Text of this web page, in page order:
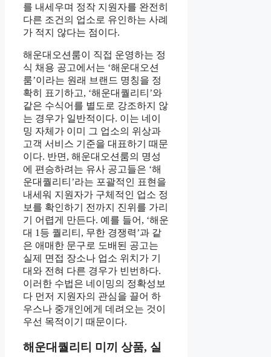
를 내세우며 정작 지원자를 완전히
다른 조건의 업소로 유인하는 사례
가 적지 않다는 점이다.
해운대오션룸이 직접 운영하는 정
식 채용 공고에서는 ‘해운대오션
룸’이라는 원래 브랜드 명칭을 정
확히 표기하고, ‘해운대퀄리티’와
같은 수식어를 별도로 강조하지 않
는 경우가 일반적이다. 이는 네이
밍 자체가 이미 그 업소의 위상과
고객 서비스 기준을 대표하기 때문
이다. 반면, 해운대오션룸의 명성
에 편승하려는 유사 공고들은 ‘해
운대퀄리티’라는 포괄적인 표현을
내세워 지원자가 구체적인 업소 정
보를 확인하기 전까지 진위를 가리
기 어렵게 만든다. 예를 들어, ‘해운
대 1등 퀄리티, 무한 경쟁력’과 같
은 애매한 문구로 도배된 공고는
실제 면접 장소나 업소 위치가 기
대와 전혀 다른 경우가 빈번하다.
이러한 수법은 네이밍의 정확성보
다 먼저 지원자의 관심을 끌어 하
우스나 중개인에게 데려오는 것이
우선 목적이기 때문이다.
해운대퀄리티 미끼 상품, 실